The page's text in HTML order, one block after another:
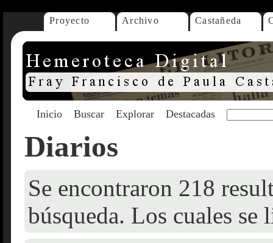
Proyecto Archivo Castañeda
Inicio Buscar Explorar Destacadas
Diarios
Se encontraron 218
búsqueda. Los cuales se